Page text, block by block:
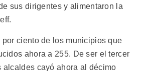
sus dirigentes y alimentaron la
por ciento de los municipios que
ahora a 255. De ser el tercer
alcaldes cayó ahora al décimo